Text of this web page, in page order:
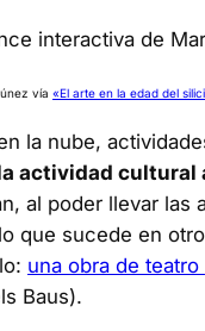
vía «El arte en la edad del
la nube,
actividad cultural
al poder llevar las
que sucede en
una obra de
Baus).